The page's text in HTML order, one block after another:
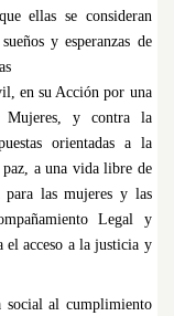
ellas se consideran
y esperanzas de
en su Acción por una
y contra la
orientadas a la
a una vida libre de
para las mujeres y las
Legal y
el acceso a la justicia y
social al cumplimiento